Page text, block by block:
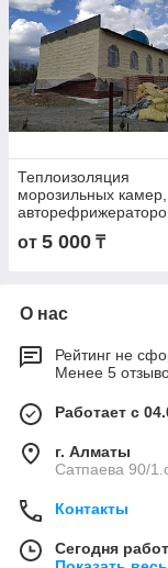
Теплоизоляция
морозильных камер,
от 5 000 ₸
О нас
Рейтинг не
Менее 5
Работает с
г. Алматы
Сатпаева 90/
Контакты
Сегодня